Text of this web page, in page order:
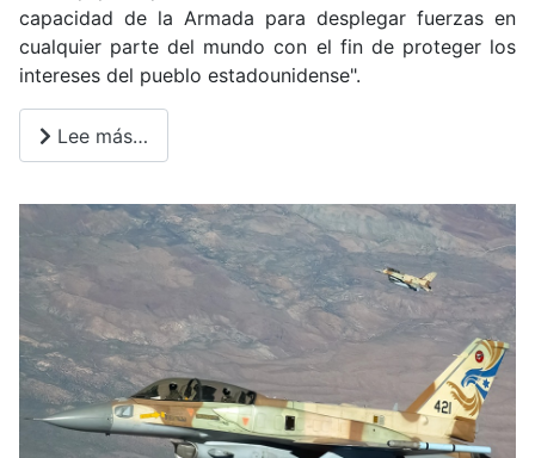
capacidad de la Armada para desplegar fuerzas en
cualquier parte del mundo con el fin de proteger los
intereses del pueblo estadounidense".
Lee más…